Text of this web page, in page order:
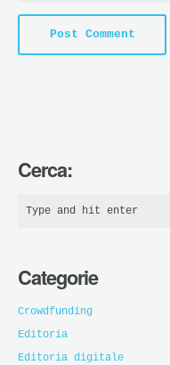
Cerca:
Categorie
Crowdfunding
Editoria
Editoria digitale